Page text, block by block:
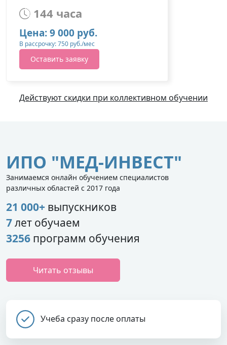
144 часа
Цена: 9 000 руб.
В рассрочку: 750 руб./мес
Оставить заявку
Действуют скидки при коллективном обучении
ИПО "МЕД-ИНВЕСТ"
Занимаемся онлайн обучением специалистов
различных областей с 2017 года
21 000+ выпускников
7лет обучаем
3256 программ обучения
Читать отзывы
Учеба сразу после оплаты